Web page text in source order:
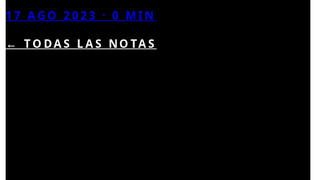
17 AGO 2023 ·0 MIN
← TODAS LAS NOTAS